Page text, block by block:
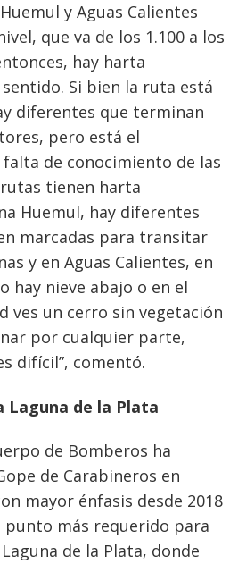
y Aguas Calientes
que va de los 1.100 a los
hay harta
Si bien la ruta está
diferentes que terminan
pero está el
de conocimiento de las
rutas tienen harta
Huemul, hay diferentes
marcadas para transitar
y en Aguas Calientes, en
hay nieve abajo o en el
ves un cerro sin vegetación
por cualquier parte,
difícil”, comentó.
Laguna de la Plata
de Bomberos ha
de Carabineros en
mayor énfasis desde 2018
punto más requerido para
de la Plata, donde